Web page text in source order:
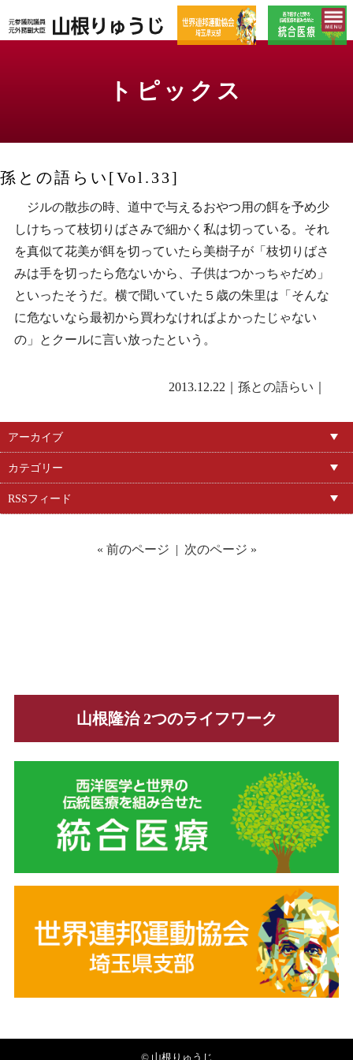
トピックス
孫との語らい[Vol.33]
ジルの散歩の時、道中で与えるおやつ用の餌を予め少
しけちって枝切りばさみで細かく私は切っている。それ
を真似て花美が餌を切っていたら美樹子が「枝切りばさ
みは手を切ったら危ないから、子供はつかっちゃだめ」
といったそうだ。横で聞いていた５歳の朱里は「そんな
に危ないなら最初から買わなければよかったじゃない
の」とクールに言い放ったという。
2013.12.22｜ 孫との語らい
アーカイブ
カテゴリー
RSSフィード
« 前のページ | 次のページ »
山根隆治 2つのライフワーク
© 山根りゅうじ